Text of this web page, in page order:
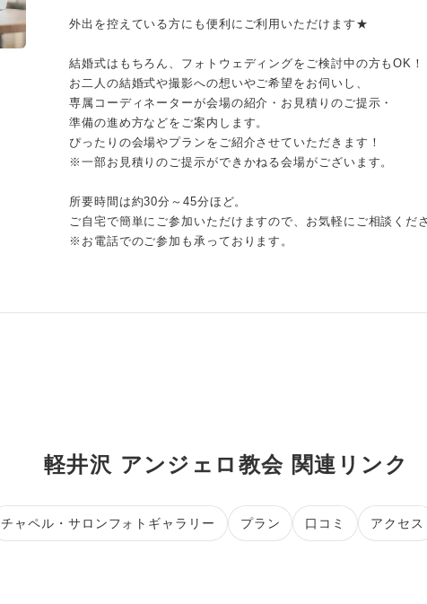
外出を控えている方にも便利にご利用いただけます★
結婚式はもちろん、フォトウェディングをご検討中の方もOK！
お二人の結婚式や撮影への想いやご希望をお伺いし、
専属コーディネーターが会場の紹介・お見積りのご提示・
準備の進め方などをご案内します。
ぴったりの会場やプランをご紹介させていただきます！
※一部お見積りのご提示ができかねる会場がございます。
所要時間は約30分～45分ほど。
ご自宅で簡単にご参加いただけますので、お気軽にご相談くだ
※お電話でのご参加も承っております。
軽井沢 アンジェロ教会 関連リンク
チャペル・サロンフォトギャラリー プラン 口コミ アクセス